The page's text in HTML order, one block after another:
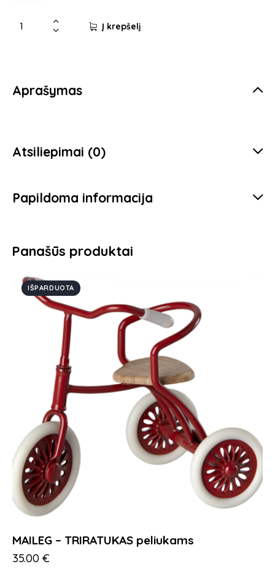
produkto
didžioji
Į krepšelį
Aprašymas
Atsiliepimai (0)
Papildoma informacija
Panašūs produktai
IŠPARDUOTA
MAILEG – TRIRATUKAS peliukams
35.00 €